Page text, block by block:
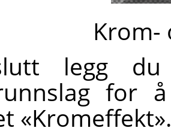
Krom-
legg du
for
«Kromeffekt».